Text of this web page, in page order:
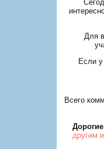
Для
Если
Всего
другим